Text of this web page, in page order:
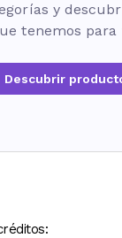
y
tenemos para
Descubrir